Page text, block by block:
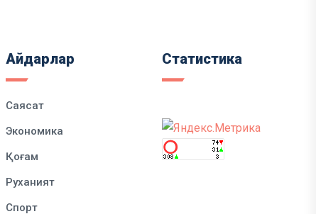
Айдарлар
Саясат
Экономика
Қоғам
Руханият
Спорт
Статистика